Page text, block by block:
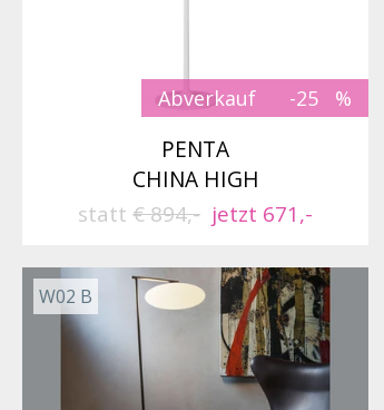
Abverkauf -25
PENTA
CHINA HIGH
statt € 894,- jetzt 671,-
W02 B